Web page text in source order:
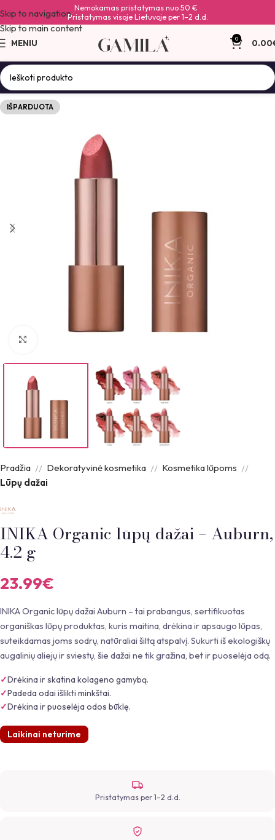
Skip to navigation
Skip to main content
Nemokamas pristatymas nuo 50 €
Pristatymas visoje Lietuvoje per 1–2 d.d.
MENIU 0 0.00
IŠPARDUOTA
Pradžia Dekoratyvinė kosmetika
Kosmetika lūpoms
Lūpų dažai
INIKA Organic lūpų dažai – Auburn,
4.2 g
23.99€
INIKA Organic lūpų dažai Auburn – tai prabangus, sertifikuotas
organiškas lūpų produktas, kuris maitina, drėkina ir apsaugo lūpas,
suteikdamas joms sodrų, natūraliai šiltą atspalvį. Sukurti iš ekologiškų
augalinių aliejų ir sviestų, šie dažai ne tik gražina, bet ir puoselėja odą.
Drėkina ir skatina kolageno gamybą.
Padeda odai išlikti minkštai.
Drėkina ir puoselėja odos būklę.
Laikinai neturime
Pristatymas per 1–2 d.d.